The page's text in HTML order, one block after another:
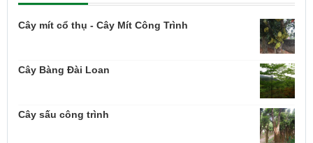
Cây mít cổ thụ - Cây Mít Công Trình
Cây Bàng Đài Loan
Cây sấu công trình